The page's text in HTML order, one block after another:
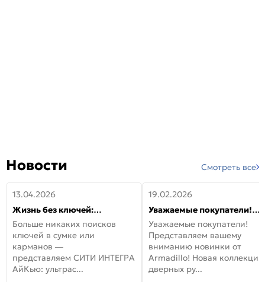
Новости Смотреть все
13.04.2026
Жизнь без ключей:
встречайте новую дверь
СИТИ ИНТЕГРА АйКью!
Больше никаких поисков
ключей в сумке или
карманов —
представляем СИТИ ИНТЕГРА
АйКью: ультрас...
19.02.2026
Уважаемые покупатели!
Представляем вашему
вниманию новинки от
Armadillo!
Уважаемые покупатели!
Представляем вашему
вниманию новинки от
Armadillo! Новая коллекция
дверных ру...